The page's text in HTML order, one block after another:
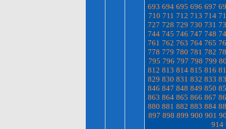
693 694 695 696 697
710 711 712 713 714
727 728 729 730 731
744 745 746 747 748
761 762 763 764 765
778 779 780 781 782
795 796 797 798 799
812 813 814 815 816
829 830 831 832 833
846 847 848 849 850
863 864 865 866 867
880 881 882 883 884
897 898 899 900 901
914